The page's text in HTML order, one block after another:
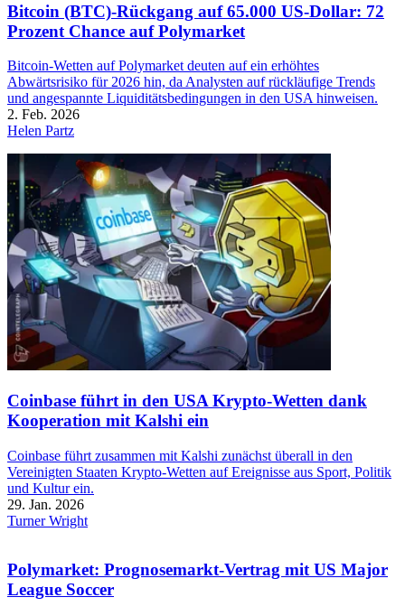
Bitcoin (BTC)-Rückgang auf 65.000 US-Dollar: 72
Prozent Chance auf Polymarket
Bitcoin-Wetten auf Polymarket deuten auf ein erhöhtes
Abwärtsrisiko für 2026 hin, da Analysten auf rückläufige Trends
und angespannte Liquiditätsbedingungen in den USA hinweisen.
2. Feb. 2026
Helen Partz
Coinbase führt in den USA Krypto-Wetten dank
Kooperation mit Kalshi ein
Coinbase führt zusammen mit Kalshi zunächst überall in den
Vereinigten Staaten Krypto-Wetten auf Ereignisse aus Sport, Politik
und Kultur ein.
29. Jan. 2026
Turner Wright
Polymarket: Prognosemarkt-Vertrag mit US Major
League Soccer